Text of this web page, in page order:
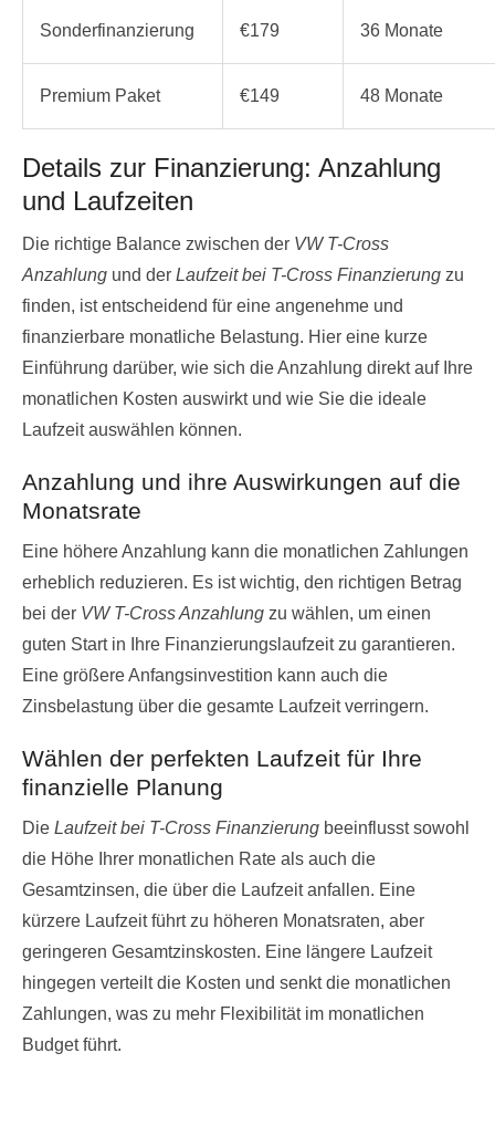
Sonderfinanzierung €179 36 Monate
Premium Paket €149 48 Monate
Details zur Finanzierung: Anzahlung
und Laufzeiten
Die richtige Balance zwischen der VW T-Cross
Anzahlung und der Laufzeit bei T-Cross Finanzierung zu
finden, ist entscheidend für eine angenehme und
finanzierbare monatliche Belastung. Hier eine kurze
Einführung darüber, wie sich die Anzahlung direkt auf Ihre
monatlichen Kosten auswirkt und wie Sie die ideale
Laufzeit auswählen können.
Anzahlung und ihre Auswirkungen auf die
Monatsrate
Eine höhere Anzahlung kann die monatlichen Zahlungen
erheblich reduzieren. Es ist wichtig, den richtigen Betrag
bei der VW T-Cross Anzahlung zu wählen, um einen
guten Start in Ihre Finanzierungslaufzeit zu garantieren.
Eine größere Anfangsinvestition kann auch die
Zinsbelastung über die gesamte Laufzeit verringern.
Wählen der perfekten Laufzeit für Ihre
finanzielle Planung
Die Laufzeit bei T-Cross Finanzierung beeinflusst sowohl
die Höhe Ihrer monatlichen Rate als auch die
Gesamtzinsen, die über die Laufzeit anfallen. Eine
kürzere Laufzeit führt zu höheren Monatsraten, aber
geringeren Gesamtzinskosten. Eine längere Laufzeit
hingegen verteilt die Kosten und senkt die monatlichen
Zahlungen, was zu mehr Flexibilität im monatlichen
Budget führt.